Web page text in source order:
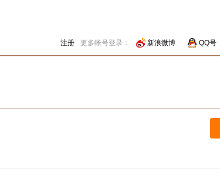
注册 更多帐号登录： 新浪微博 QQ号